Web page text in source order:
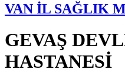
VAN İL SAĞLIK
GEVAŞ
HASTANESİ